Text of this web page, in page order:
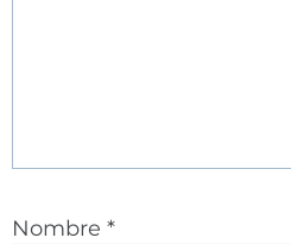
Nombre *